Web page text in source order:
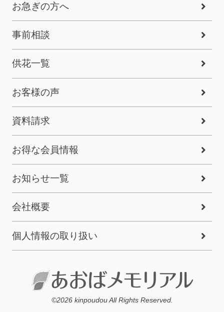
お急ぎの方へ
事前相談
供花一覧
お客様の声
資料請求
お得な会員情報
お知らせ一覧
会社概要
個人情報の取り扱い
©2026 kinpoudou All Rights Reserved.